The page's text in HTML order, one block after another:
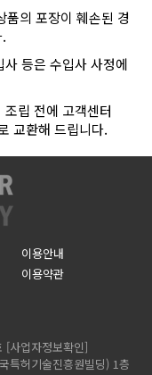
품의 포장이 훼손된 경
등은 수입사 사정에
립 전에 고객센터
교환해 드립니다.
이용안내
이용약관
[사업자정보확인]
특허기술진흥원빌딩) 1층